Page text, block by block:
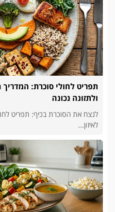
תפריט לחולי סוכרת: המדריך
ולתזונה נכונה
לנצח את הסוכרת בכיף: תפריט
לאיזון...